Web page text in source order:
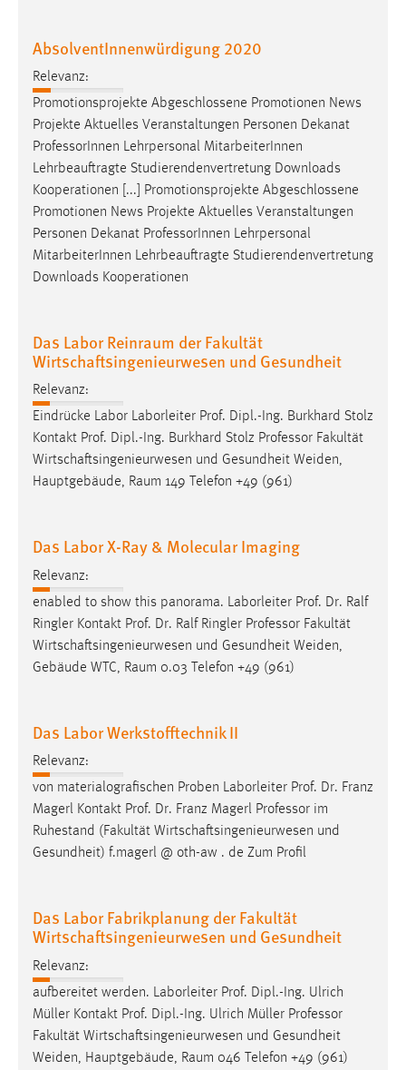
AbsolventInnenwürdigung 2020
Relevanz:
Promotionsprojekte Abgeschlossene Promotionen News
Projekte Aktuelles Veranstaltungen Personen Dekanat
Professor Innen Lehrpersonal MitarbeiterInnen
Lehrbeauftragte Studierendenvertretung Downloads
Kooperationen [...] Promotionsprojekte Abgeschlossene
Promotionen News Projekte Aktuelles Veranstaltungen
Personen Dekanat Professor Innen Lehrpersonal
MitarbeiterInnen Lehrbeauftragte Studierendenvertretung
Downloads Kooperationen
Das Labor Reinraum der Fakultät
Wirtschaftsingenieurwesen und Gesundheit
Relevanz:
Eindrücke Labor Laborleiter Prof. Dipl.-Ing. Burkhard Stolz
Kontakt Prof. Dipl.-Ing. Burkhard Stolz Professor Fakultät
Wirtschaftsingenieurwesen und Gesundheit Weiden,
Hauptgebäude, Raum 149 Telefon +49 (961)
Das Labor X-Ray & Molecular Imaging
Relevanz:
enabled to show this panorama. Laborleiter Prof. Dr. Ralf
Ringler Kontakt Prof. Dr. Ralf Ringler Professor Fakultät
Wirtschaftsingenieurwesen und Gesundheit Weiden,
Gebäude WTC, Raum 0.03 Telefon +49 (961)
Das Labor Werkstofftechnik II
Relevanz:
von materialografischen Proben Laborleiter Prof. Dr. Franz
Magerl Kontakt Prof. Dr. Franz Magerl Professor im
Ruhestand (Fakultät Wirtschaftsingenieurwesen und
Gesundheit) f.magerl @ oth-aw . de Zum Profil
Das Labor Fabrikplanung der Fakultät
Wirtschaftsingenieurwesen und Gesundheit
Relevanz:
aufbereitet werden. Laborleiter Prof. Dipl.-Ing. Ulrich
Müller Kontakt Prof. Dipl.-Ing. Ulrich Müller Professor
Fakultät Wirtschaftsingenieurwesen und Gesundheit
Weiden, Hauptgebäude, Raum 046 Telefon +49 (961)